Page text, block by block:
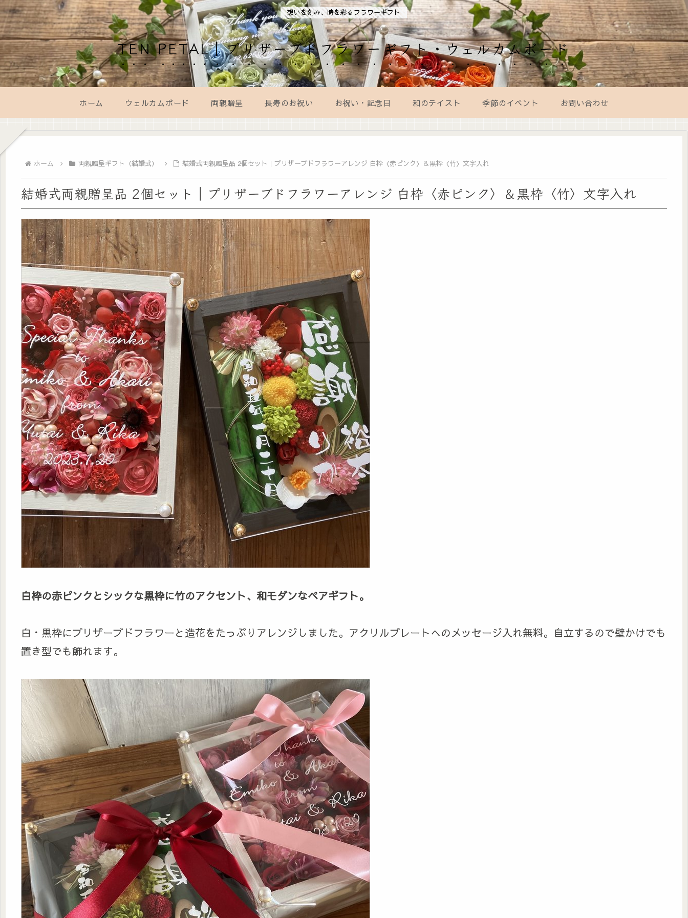
想いを刻み、時を彩るフラワーギフト
TEN PETAL｜プリザーブドフラワーギフト・ウェルカムボード
ホーム ウェルカムボード 両親贈呈 長寿のお祝い お祝い・記念日 和のテイスト 季節のイベント お問い合わせ
ホーム 両親贈呈ギフト（結婚式） 結婚式両親贈呈品 2個セット｜プリザーブドフラワーアレンジ 白枠〈赤ピンク〉＆黒枠〈竹〉文字入れ
結婚式両親贈呈品 2個セット｜プリザーブドフラワーアレンジ 白枠〈赤ピンク〉＆黒枠〈竹〉文字入れ
白枠の赤ピンクとシックな黒枠に竹のアクセント、和モダンなペアギフト。
白・黒枠にプリザーブドフラワーと造花をたっぷりアレンジしました。アクリルプレートへのメッセージ入れ無料。自立するので壁かけでも
置き型でも飾れます。